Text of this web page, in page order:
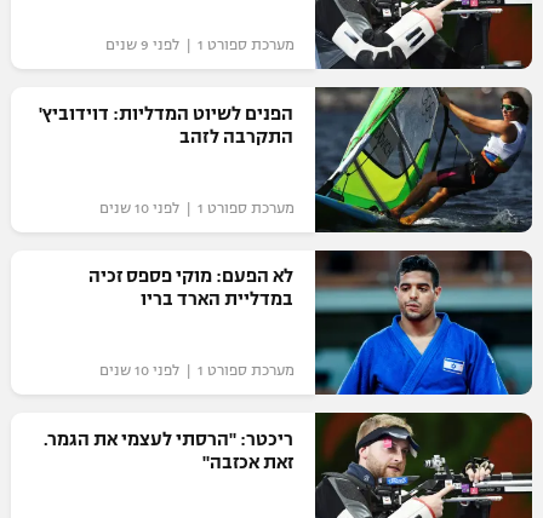
מערכת ספורט 1 | לפני 9 שנים
הפנים לשיוט המדליות: דוידוביץ'
התקרבה לזהב
מערכת ספורט 1 | לפני 10 שנים
לא הפעם: מוקי פספס זכיה
במדליית הארד בריו
מערכת ספורט 1 | לפני 10 שנים
ריכטר: "הרסתי לעצמי את הגמר.
זאת אכזבה"